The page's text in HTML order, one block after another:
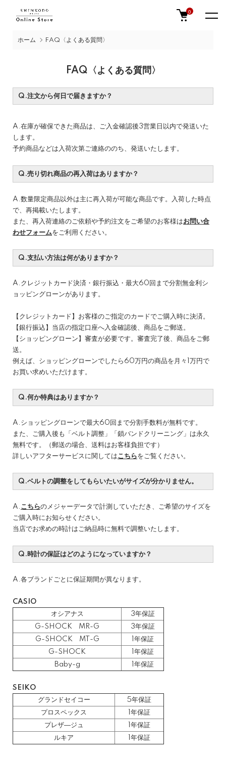
0
ホーム FAQ〈よくある質問〉
FAQ〈よくある質問〉
Q.注文から何日で届きますか？
A.在庫が確保できた商品は、ご入金確認後3営業日以内で発送いた
します。
予約商品などは入荷次第ご連絡ののち、発送いたします。
Q.売り切れ商品の再入荷はありますか？
A.数量限定商品以外は主に再入荷が可能な商品です。入荷した時点
で、再掲載いたします。
また、再入荷連絡のご依頼や予約注文をご希望のお客様はお問い合
わせフォームをご利用ください。
Q.支払い方法は何がありますか？
A.クレジットカード決済・銀行振込・最大60回まで分割無金利シ
ョッピングローンがあります。
【クレジットカード】お客様のご指定のカードでご購入時に決済。
【銀行振込】当店の指定口座へ入金確認後、商品をご郵送。
【ショッピングローン】審査が必要です。審査完了後、商品をご郵
送。
例えば、ショッピングローンでしたら60万円の商品を月々1万円で
お買い求めいただけます。
Q.何か特典はありますか？
A.ショッピングローンで最大60回まで分割手数料が無料です。
また、ご購入後も「ベルト調整」「鎖バンドクリーニング」は永久
無料です。（郵送の場合、送料はお客様負担です）
詳しいアフターサービスに関してはこちらをご覧ください。
Q.ベルトの調整をしてもらいたいがサイズが分かりません。
A. こちらのメジャーデータで計測していただき、ご希望のサイズを
ご購入時にお知らせください。
当店でお求めの時計はご納品時に無料で調整いたします。
Q.時計の保証はどのようになっていますか？
A.各ブランドごとに保証期間が異なります。
CASIO
オシアナス
3年保証
G-SHOCK MR-G
3年保証
G-SHOCK MT-G
1年保証
G-SHOCK
1年保証
Baby-g
1年保証
SEIKO
グランドセイコー
5年保証
プロスペックス
1年保証
プレザ―ジュ
1年保証
ルキア
1年保証